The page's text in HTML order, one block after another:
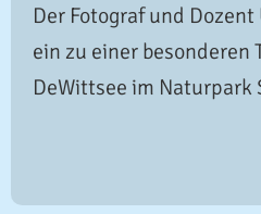
Der Fotograf und
ein zu einer besonderen
DeWittsee im Naturpark